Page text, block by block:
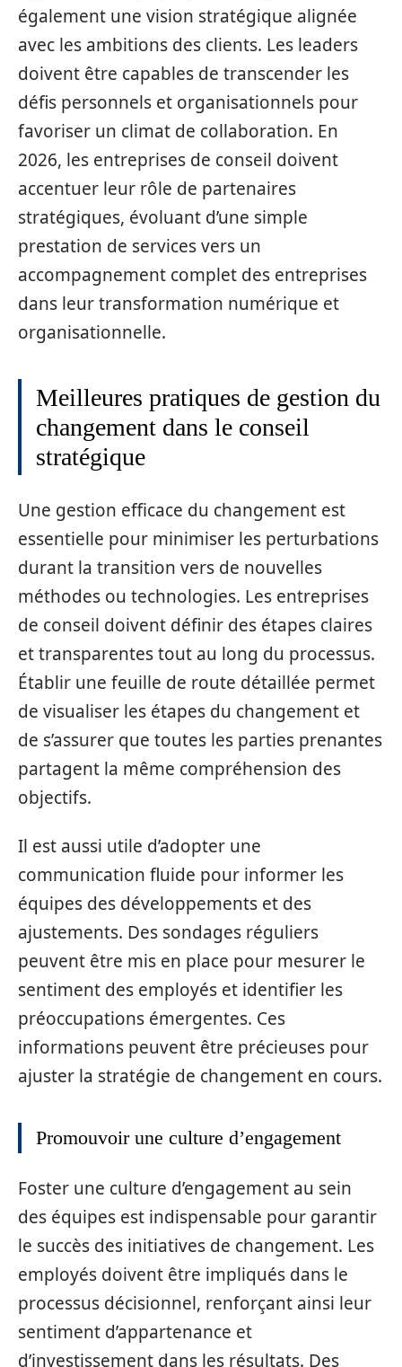
également une vision stratégique alignée
avec les ambitions des clients. Les leaders
doivent être capables de transcender les
défis personnels et organisationnels pour
favoriser un climat de collaboration. En
2026, les entreprises de conseil doivent
accentuer leur rôle de partenaires
stratégiques, évoluant d’une simple
prestation de services vers un
accompagnement complet des entreprises
dans leur transformation numérique et
organisationnelle.
Meilleures pratiques de gestion du
changement dans le conseil
stratégique
Une gestion efficace du changement est
essentielle pour minimiser les perturbations
durant la transition vers de nouvelles
méthodes ou technologies. Les entreprises
de conseil doivent définir des étapes claires
et transparentes tout au long du processus.
Établir une feuille de route détaillée permet
de visualiser les étapes du changement et
de s’assurer que toutes les parties prenantes
partagent la même compréhension des
objectifs.
Il est aussi utile d’adopter une
communication fluide pour informer les
équipes des développements et des
ajustements. Des sondages réguliers
peuvent être mis en place pour mesurer le
sentiment des employés et identifier les
préoccupations émergentes. Ces
informations peuvent être précieuses pour
ajuster la stratégie de changement en cours.
Promouvoir une culture d’engagement
Foster une culture d’engagement au sein
des équipes est indispensable pour garantir
le succès des initiatives de changement. Les
employés doivent être impliqués dans le
processus décisionnel, renforçant ainsi leur
sentiment d’appartenance et
d’investissement dans les résultats. Des